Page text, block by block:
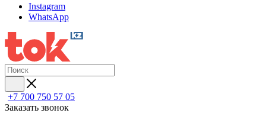
Instagram
WhatsApp
+7 700 750 57 05
Заказать звонок